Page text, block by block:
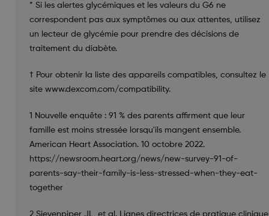
* Si les alertes glycémiques et les valeurs du G6 ne
correspondent pas aux symptômes ou aux attentes, utilisez
un lecteur de glycémie pour prendre des décisions de
traitement du diabète.
† Pour obtenir la liste des appareils compatibles, consultez le
site www.dexcom.com/compatibility.
1 Nouvelle enquête : 91 % des parents affirment que leur
famille est moins stressée lorsqu'ils mangent ensemble.
American Heart Association. 10 octobre 2022.
https://newsroom.heart.org/news/new-survey-91-of-
parents-say-their-family-is-less-stressed-when-they-eat-
together
2 Sievenpiper JL, et al. Lignes directrices de pratique clinique